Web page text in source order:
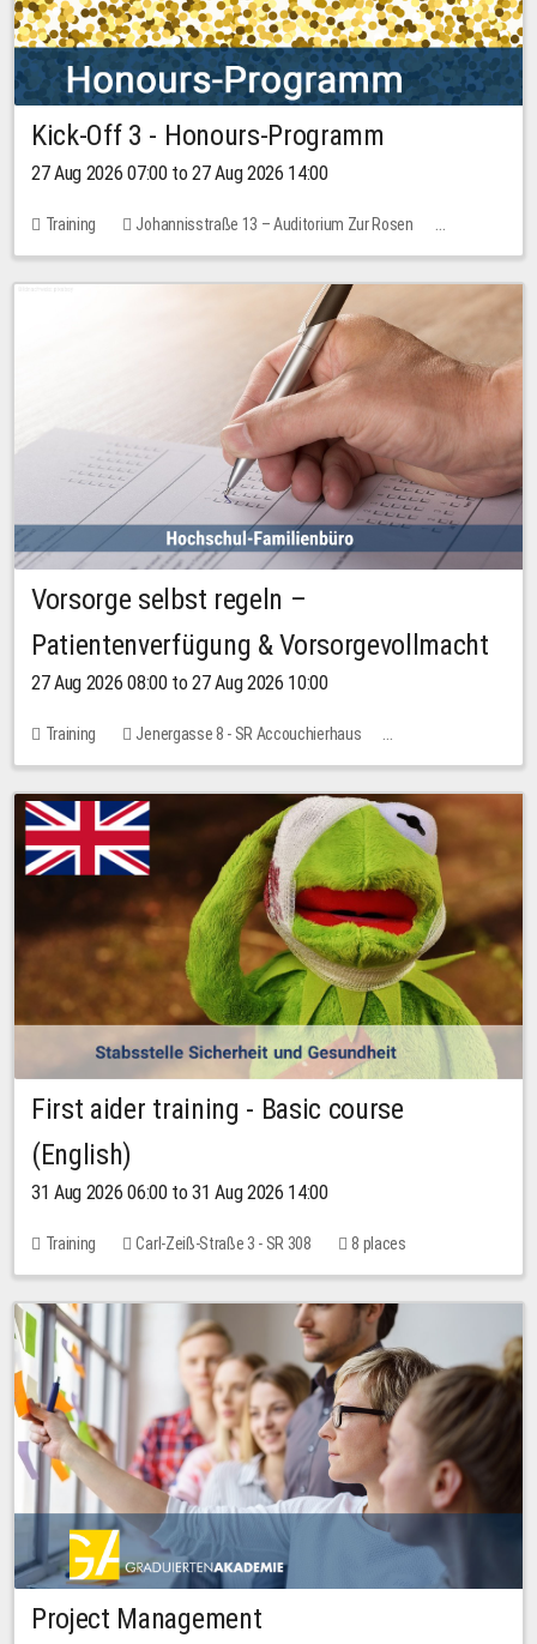
Kick-Off 3 - Honours-Programm
27 Aug 2026 07:00 to 27 Aug 2026 14:00
Training
Johannisstraße 13 – Auditorium Zur Rosen
11 places
Vorsorge selbst regeln –
Patientenverfügung & Vorsorgevollmacht
27 Aug 2026 08:00 to 27 Aug 2026 10:00
Training
Jenergasse 8 - SR Accouchierhaus
No free places
First aider training - Basic course
(English)
31 Aug 2026 06:00 to 31 Aug 2026 14:00
Training Carl-Zeiß-Straße 3 - SR 308 8 places
Project Management